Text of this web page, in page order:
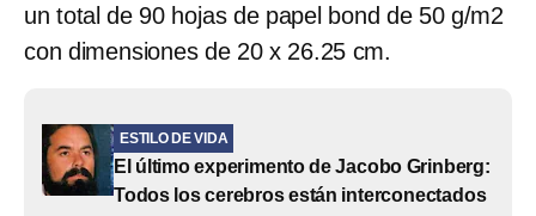
un total de 90 hojas de papel bond de 50 g/m2
con dimensiones de 20 x 26.25 cm.
ESTILO DE VIDA
El último experimento de Jacobo Grinberg:
Todos los cerebros están interconectados